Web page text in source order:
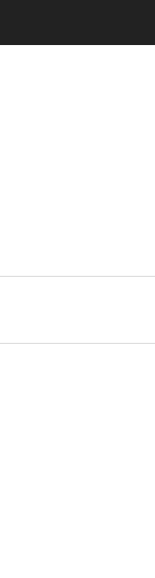
al